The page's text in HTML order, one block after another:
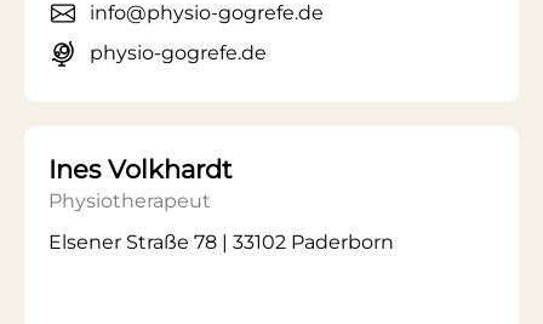
info@physio-gogrefe.de
physio-gogrefe.de
Ines Volkhardt
Physiotherapeut
Elsener Straße 78 | 33102 Paderborn